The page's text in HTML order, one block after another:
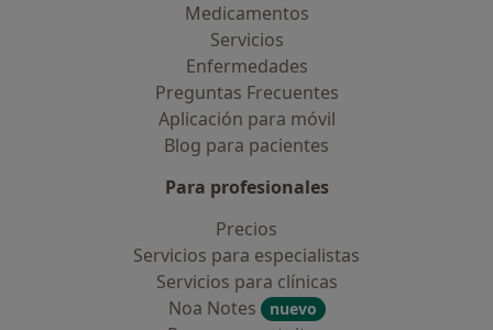
Medicamentos
Servicios
Enfermedades
Preguntas Frecuentes
Aplicación para móvil
Blog para pacientes
Para profesionales
Precios
Servicios para especialistas
Servicios para clínicas
Noa Notes
nuevo